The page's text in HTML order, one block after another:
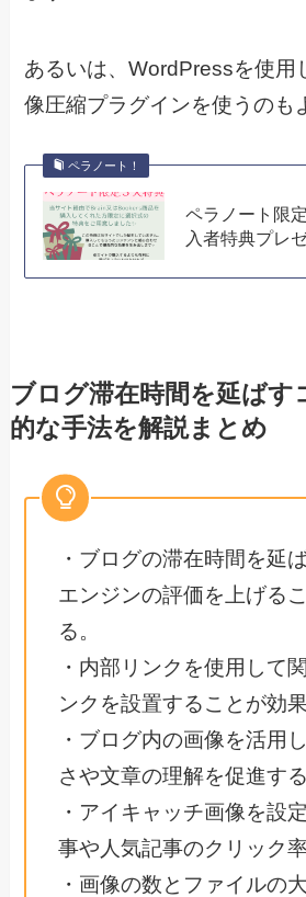
あるいは、WordPressを使用
像圧縮プラグインを使うのも
ペラノート！
ペラノート限
入者特典プレ
ブログ滞在時間を延ばす
的な手法を解説まとめ
・ブログの滞在時間を延
エンジンの評価を上げる
る。
・内部リンクを使用して
ンクを設置することが効果
・ブログ内の画像を活用
さや文章の理解を促進する
・アイキャッチ画像を設
事や人気記事のクリック
・画像の数とファイルの